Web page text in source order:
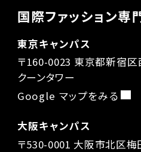
国際ファッション専
東京キャンパス
〒160-0023 東京都新宿
クーンタワー
Google マップをみる
大阪キャンパス
〒530-0001 大阪市北区